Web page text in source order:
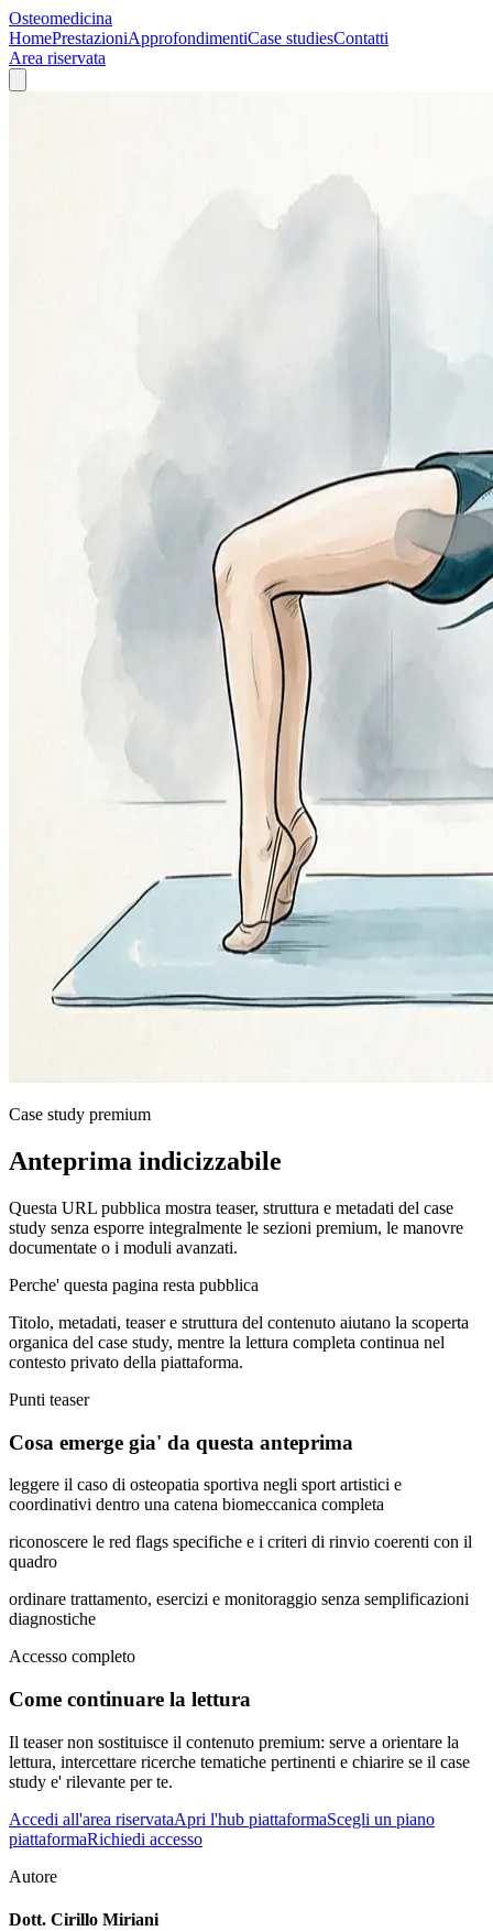
Osteomedicina
HomePrestazioniApprofondimentiCase studiesContatti
Area riservata
Case study premium
Anteprima indicizzabile
Questa URL pubblica mostra teaser, struttura e metadati del case
study senza esporre integralmente le sezioni premium, le manovre
documentate o i moduli avanzati.
Perche' questa pagina resta pubblica
Titolo, metadati, teaser e struttura del contenuto aiutano la scoperta
organica del case study, mentre la lettura completa continua nel
contesto privato della piattaforma.
Punti teaser
Cosa emerge gia' da questa anteprima
leggere il caso di osteopatia sportiva negli sport artistici e
coordinativi dentro una catena biomeccanica completa
riconoscere le red flags specifiche e i criteri di rinvio coerenti con il
quadro
ordinare trattamento, esercizi e monitoraggio senza semplificazioni
diagnostiche
Accesso completo
Come continuare la lettura
Il teaser non sostituisce il contenuto premium: serve a orientare la
lettura, intercettare ricerche tematiche pertinenti e chiarire se il case
study e' rilevante per te.
Accedi all'area riservataApri l'hub piattaformaScegli un piano
piattaformaRichiedi accesso
Autore
Dott. Cirillo Miriani